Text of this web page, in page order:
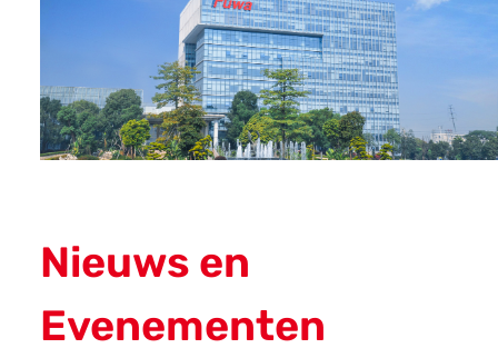
Nieuws en
Evenementen